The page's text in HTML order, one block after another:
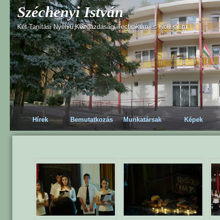
Széchenyi István
Két Tanítási Nyelvű Közgazdasági Technikum és Kollégium
Hírek Bemutatkozás Munkatársak Képek